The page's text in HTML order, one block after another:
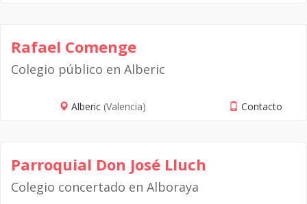
Rafael Comenge
Colegio público en Alberic
Alberic (Valencia) Contacto
Parroquial Don José Lluch
Colegio concertado en Alboraya